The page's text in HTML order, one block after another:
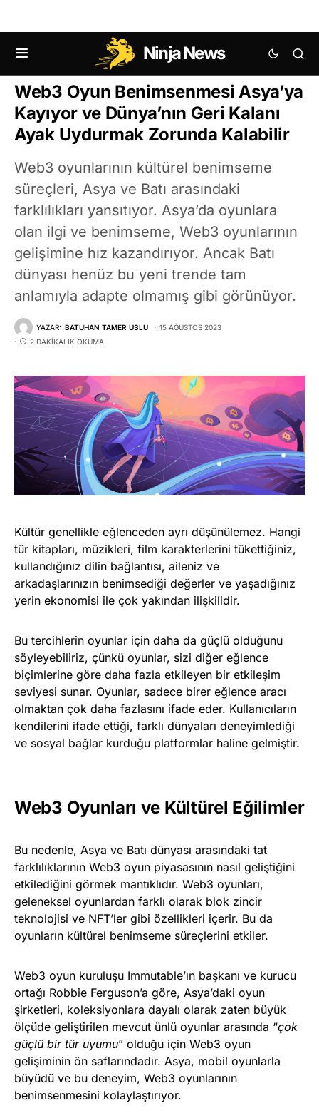
Ninja News
NFT HABERLERI TEKNOLOJI HABERLERI
Web3 Oyun Benimsenmesi Asya’ya
Kayıyor ve Dünya’nın Geri Kalanı
Ayak Uydurmak Zorunda Kalabilir
Web3 oyunlarının kültürel benimseme
süreçleri, Asya ve Batı arasındaki
farklılıkları yansıtıyor. Asya’da oyunlara
olan ilgi ve benimseme, Web3 oyunlarının
gelişimine hız kazandırıyor. Ancak Batı
dünyası henüz bu yeni trende tam
anlamıyla adapte olmamış gibi görünüyor.
YAZAR: BATUHAN TAMER USLU
15 AĞUSTOS 2023
2 DAKIKALIK OKUMA
Kültür genellikle eğlenceden ayrı düşünülemez. Hangi
tür kitapları, müzikleri, film karakterlerini tükettiğiniz,
kullandığınız dilin bağlantısı, aileniz ve
arkadaşlarınızın benimsediği değerler ve yaşadığınız
yerin ekonomisi ile çok yakından ilişkilidir.
Bu tercihlerin oyunlar için daha da güçlü olduğunu
söyleyebiliriz, çünkü oyunlar, sizi diğer eğlence
biçimlerine göre daha fazla etkileyen bir etkileşim
seviyesi sunar. Oyunlar, sadece birer eğlence aracı
olmaktan çok daha fazlasını ifade eder. Kullanıcıların
kendilerini ifade ettiği, farklı dünyaları deneyimlediği
ve sosyal bağlar kurduğu platformlar haline gelmiştir.
Web3 Oyunları ve Kültürel Eğilimler
Bu nedenle, Asya ve Batı dünyası arasındaki tat
farklılıklarının Web3 oyun piyasasının nasıl geliştiğini
etkilediğini görmek mantıklıdır. Web3 oyunları,
geleneksel oyunlardan farklı olarak blok zincir
teknolojisi ve NFT’ler gibi özellikleri içerir. Bu da
oyunların kültürel benimseme süreçlerini etkiler.
Web3 oyun kuruluşu Immutable’ın başkanı ve kurucu
ortağı Robbie Ferguson’a göre, Asya’daki oyun
şirketleri, koleksiyonlara dayalı olarak zaten büyük
ölçüde geliştirilen mevcut ünlü oyunlar arasında “çok
güçlü bir tür uyumu” olduğu için Web3 oyun
gelişiminin ön saflarındadır. Asya, mobil oyunlarla
büyüdü ve bu deneyim, Web3 oyunlarının
benimsenmesini kolaylaştırıyor.